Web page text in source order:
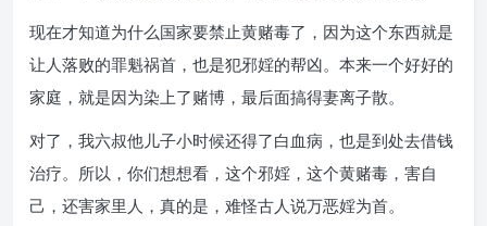
现在才知道为什么国家要禁止黄赌毒了，因为这个东西就是
让人落败的罪魁祸首，也是犯邪婬的帮凶。本来一个好好的
家庭，就是因为染上了赌博，最后面搞得妻离子散。
对了，我六叔他儿子小时候还得了白血病，也是到处去借钱
治疗。所以，你们想想看，这个邪婬，这个黄赌毒，害自
己，还害家里人，真的是，难怪古人说万恶婬为首。